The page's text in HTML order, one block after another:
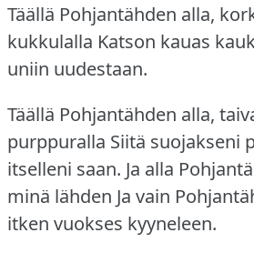
Täällä Pohjantähden alla,
kukkulalla Katson kauas
uniin uudestaan.
Täällä Pohjantähden alla,
purppuralla Siitä suojakseni
itselleni saan. Ja alla
minä lähden Ja vain
itken vuokses kyyneleen.